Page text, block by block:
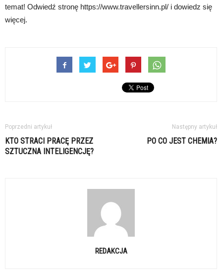
temat! Odwiedź stronę https://www.travellersinn.pl/ i dowiedz się
więcej.
Poprzedni artykuł
KTO STRACI PRACĘ PRZEZ
SZTUCZNA INTELIGENCJĘ?
Następny artykuł
PO CO JEST CHEMIA?
REDAKCJA